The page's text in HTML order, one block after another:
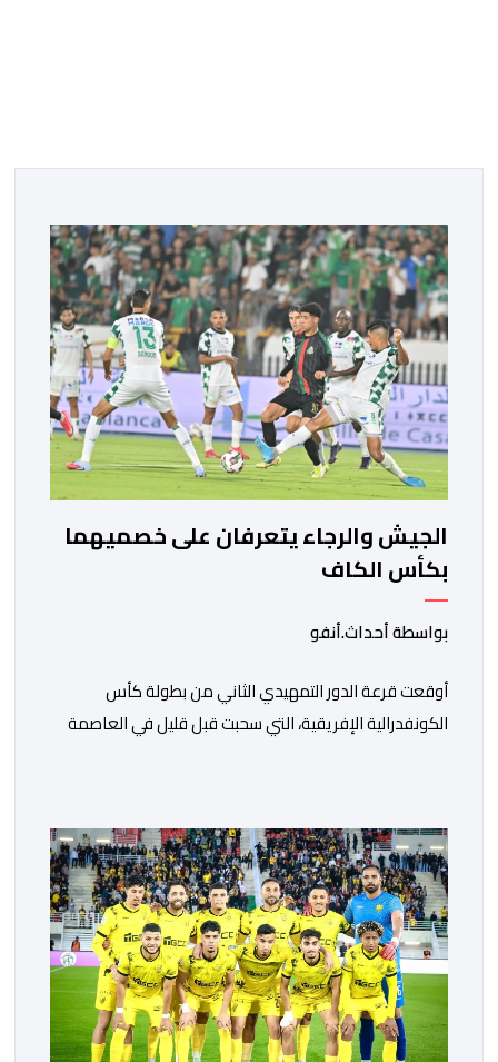
الجيش والرجاء يتعرفان على خصميهما
بكأس الكاف
بواسطة أحداث.أنفو
أوقعت قرعة الدور التمهيدي الثاني من بطولة كأس
الكونفدرالية الإفريقية، التي سحبت قبل قليل في العاصمة
ووسط القارة. ​وسيكون نادي الرجاء الرياضي على موعد مع
مواجهة المتأهل من المباراة التي تجمع بين إيل كانيمي
واريورز النيجيري ونادي أوديب ممثل […]